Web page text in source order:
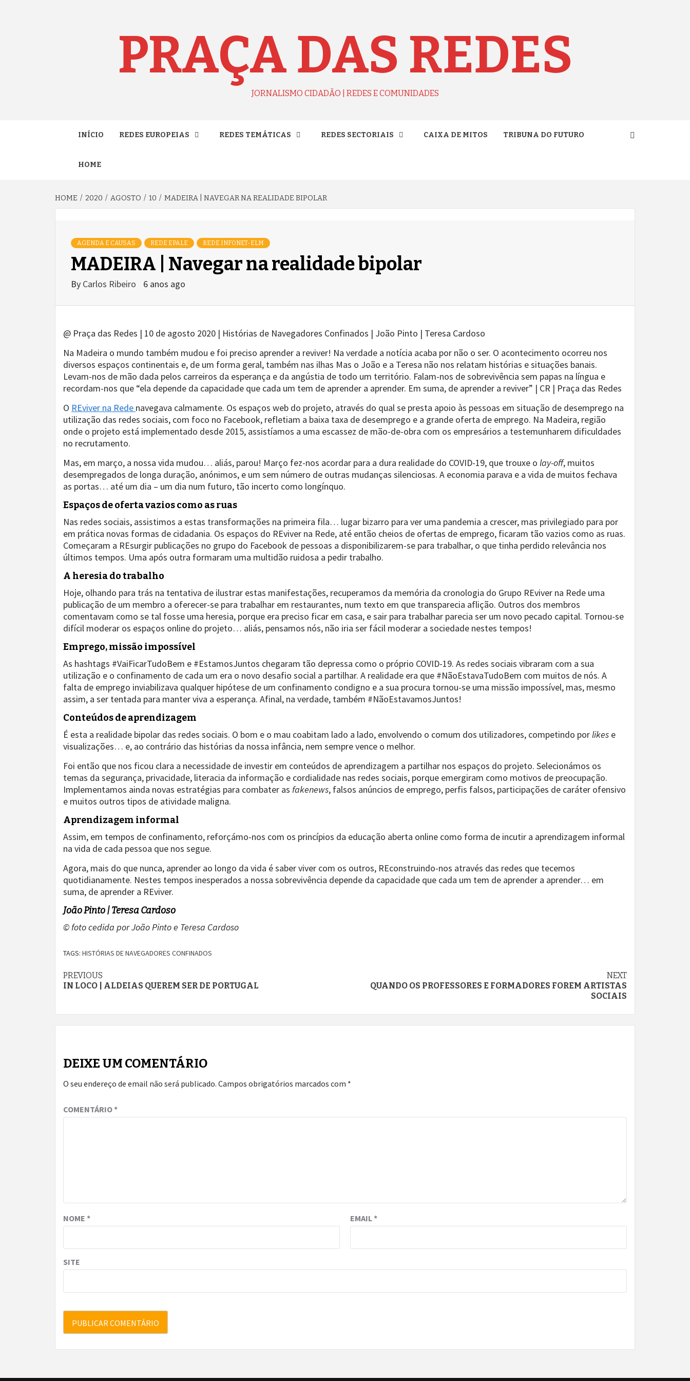
PRAÇA DAS REDES
JORNALISMO CIDADÃO | REDES E COMUNIDADES
INÍCIO REDES EUROPEIAS REDES TEMÁTICAS REDES SECTORIAIS CAIXA DE MITOS TRIBUNA DO FUTURO
HOME
HOME 2020 AGOSTO 10 MADEIRA | NAVEGAR NA REALIDADE BIPOLAR
AGENDA E CAUSAS REDE EPALE REDE INFONET-ELM
MADEIRA | Navegar na realidade bipolar
By Carlos Ribeiro 6 anos ago
@ Praça das Redes | 10 de agosto 2020 | Histórias de Navegadores Confinados | João Pinto | Teresa Cardoso
Na Madeira o mundo também mudou e foi preciso aprender a reviver! Na verdade a notícia acaba por não o ser. O acontecimento ocorreu nos
diversos espaços continentais e, de um forma geral, também nas ilhas Mas o João e a Teresa não nos relatam histórias e situações banais.
Levam-nos de mão dada pelos carreiros da esperança e da angústia de todo um território. Falam-nos de sobrevivência sem papas na língua e
recordam-nos que “ela depende da capacidade que cada um tem de aprender a aprender. Em suma, de aprender a reviver” | CR | Praça das Redes
O REviver na Rede navegava calmamente. Os espaços web do projeto, através do qual se presta apoio às pessoas em situação de desemprego na
utilização das redes sociais, com foco no Facebook, refletiam a baixa taxa de desemprego e a grande oferta de emprego. Na Madeira, região
onde o projeto está implementado desde 2015, assistíamos a uma escassez de mão-de-obra com os empresários a testemunharem dificuldades
no recrutamento.
Mas, em março, a nossa vida mudou… aliás, parou! Março fez-nos acordar para a dura realidade do COVID-19, que trouxe o lay-off, muitos
desempregados de longa duração, anónimos, e um sem número de outras mudanças silenciosas. A economia parava e a vida de muitos fechava
as portas… até um dia – um dia num futuro, tão incerto como longínquo.
Espaços de oferta vazios como as ruas
Nas redes sociais, assistimos a estas transformações na primeira fila… lugar bizarro para ver uma pandemia a crescer, mas privilegiado para por
em prática novas formas de cidadania. Os espaços do REviver na Rede, até então cheios de ofertas de emprego, ficaram tão vazios como as ruas.
Começaram a REsurgir publicações no grupo do Facebook de pessoas a disponibilizarem-se para trabalhar, o que tinha perdido relevância nos
últimos tempos. Uma após outra formaram uma multidão ruidosa a pedir trabalho.
A heresia do trabalho
Hoje, olhando para trás na tentativa de ilustrar estas manifestações, recuperamos da memória da cronologia do Grupo REviver na Rede uma
publicação de um membro a oferecer-se para trabalhar em restaurantes, num texto em que transparecia aflição. Outros dos membros
comentavam como se tal fosse uma heresia, porque era preciso ficar em casa, e sair para trabalhar parecia ser um novo pecado capital. Tornou-se
difícil moderar os espaços online do projeto… aliás, pensamos nós, não iria ser fácil moderar a sociedade nestes tempos!
Emprego, missão impossível
As hashtags #VaiFicarTudoBem e #EstamosJuntos chegaram tão depressa como o próprio COVID-19. As redes sociais vibraram com a sua
utilização e o confinamento de cada um era o novo desafio social a partilhar. A realidade era que #NãoEstavaTudoBem com muitos de nós. A
falta de emprego inviabilizava qualquer hipótese de um confinamento condigno e a sua procura tornou-se uma missão impossível, mas, mesmo
assim, a ser tentada para manter viva a esperança. Afinal, na verdade, também #NãoEstavamosJuntos!
Conteúdos de aprendizagem
É esta a realidade bipolar das redes sociais. O bom e o mau coabitam lado a lado, envolvendo o comum dos utilizadores, competindo porlikes e
visualizações… e, ao contrário das histórias da nossa infância, nem sempre vence o melhor.
Foi então que nos ficou clara a necessidade de investir em conteúdos de aprendizagem a partilhar nos espaços do projeto. Selecionámos os
temas da segurança, privacidade, literacia da informação e cordialidade nas redes sociais, porque emergiram como motivos de preocupação.
Implementamos ainda novas estratégias para combater as fakenews, falsos anúncios de emprego, perfis falsos, participações de caráter ofensivo
e muitos outros tipos de atividade maligna.
Aprendizagem informal
Assim, em tempos de confinamento, reforçámo-nos com os princípios da educação aberta online como forma de incutir a aprendizagem informal
na vida de cada pessoa que nos segue.
Agora, mais do que nunca, aprender ao longo da vida é saber viver com os outros, REconstruindo-nos através das redes que tecemos
quotidianamente. Nestes tempos inesperados a nossa sobrevivência depende da capacidade que cada um tem de aprender a aprender… em
suma, de aprender a REviver.
João Pinto | Teresa Cardoso
© foto cedida por João Pinto e Teresa Cardoso
TAGS: HISTÓRIAS DE NAVEGADORES CONFINADOS
Continue
PREVIOUS
IN LOCO | ALDEIAS QUEREM SER DE PORTUGAL
NEXT
QUANDO OS PROFESSORES E FORMADORES FOREM ARTISTAS
SOCIAIS
DEIXE UM COMENTÁRIO
O seu endereço de email não será publicado. Campos obrigatórios marcados com *
COMENTÁRIO*
NOME * EMAIL*
SITE